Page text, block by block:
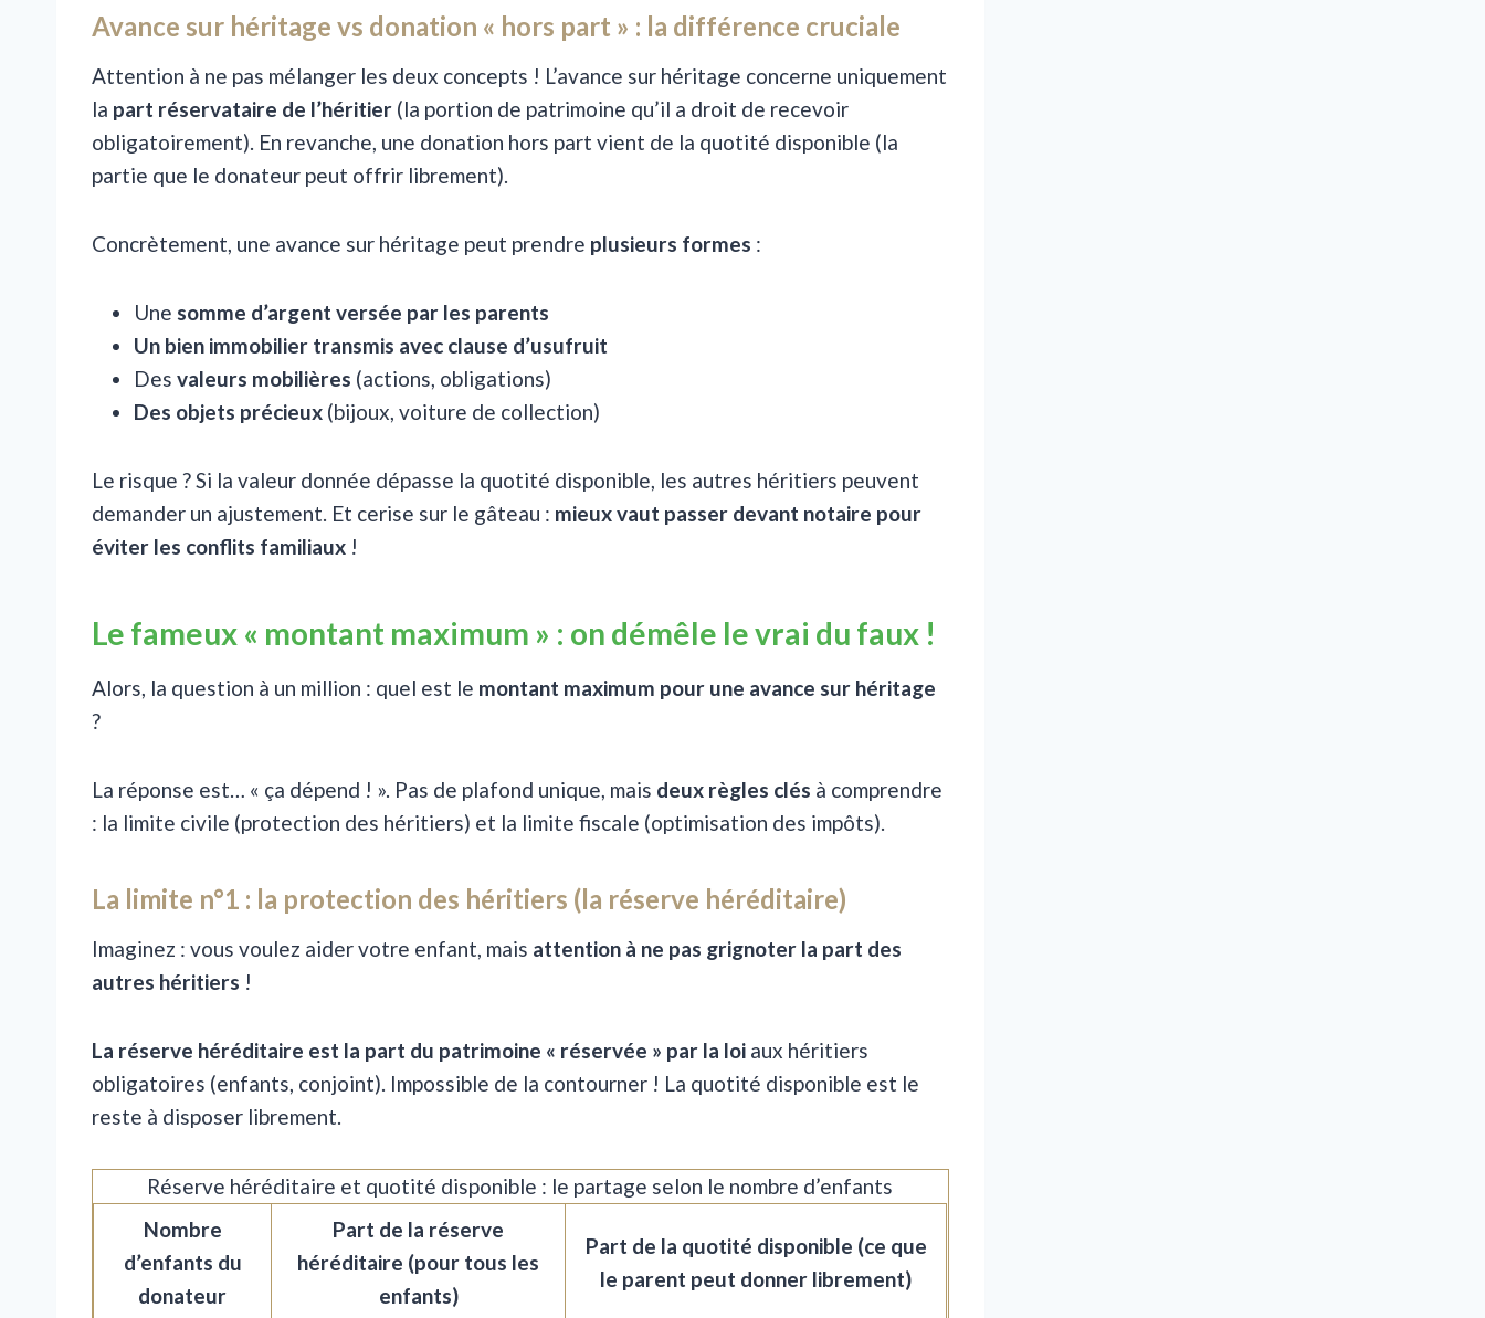
Avance sur héritage vs donation « hors part » : la différence cruciale
Attention à ne pas mélanger les deux concepts ! L’avance sur héritage concerne uniquement
la part réservataire de l’héritier (la portion de patrimoine qu’il a droit de recevoir
obligatoirement). En revanche, une donation hors part vient de la quotité disponible (la
partie que le donateur peut offrir librement).
Concrètement, une avance sur héritage peut prendre plusieurs formes :
Une somme d’argent versée par les parents
Un bien immobilier transmis avec clause d’usufruit
Des valeurs mobilières (actions, obligations)
Des objets précieux (bijoux, voiture de collection)
Le risque ? Si la valeur donnée dépasse la quotité disponible, les autres héritiers peuvent
demander un ajustement. Et cerise sur le gâteau : mieux vaut passer devant notaire pour
éviter les conflits familiaux !
Le fameux « montant maximum » : on démêle le vrai du faux !
Alors, la question à un million : quel est le montant maximum pour une avance sur héritage
?
La réponse est… « ça dépend ! ». Pas de plafond unique, mais deux règles clés à comprendre
: la limite civile (protection des héritiers) et la limite fiscale (optimisation des impôts).
La limite n°1 : la protection des héritiers (la réserve héréditaire)
Imaginez : vous voulez aider votre enfant, mais attention à ne pas grignoter la part des
autres héritiers !
La réserve héréditaire est la part du patrimoine « réservée » par la loi aux héritiers
obligatoires (enfants, conjoint). Impossible de la contourner ! La quotité disponible est le
reste à disposer librement.
Réserve héréditaire et quotité disponible : le partage selon le nombre d’enfants
Nombre
d’enfants du
donateur
Part de la réserve
héréditaire (pour tous les
enfants)
Part de la quotité disponible (ce que
le parent peut donner librement)